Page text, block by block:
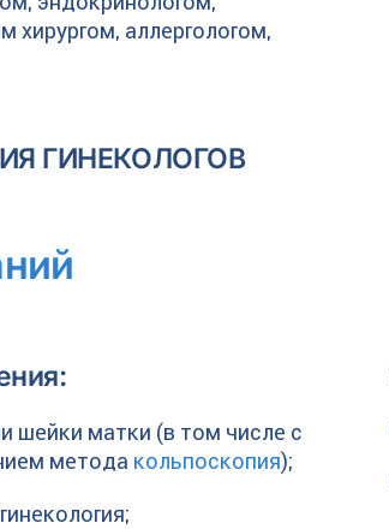
хирургом, аллергологом,
ГИНЕКОЛОГОВ
шейки матки (в том числе с
метода кольпоскопия);